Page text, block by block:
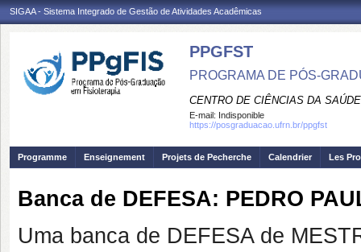
SIGAA - Sistema Integrado de Gestão de Atividades Acadêmicas
PPGFST
PROGRAMA DE PÓS-
CENTRO DE CIÊNCIAS DA SAÚDE
E-mail: Indisponible
https://posgraduacao.ufrn.br/ppgfst
Programme Enseignement Projets de Pecherche Calendrier Les
Banca de DEFESA: PEDRO
Uma banca de DEFESA de